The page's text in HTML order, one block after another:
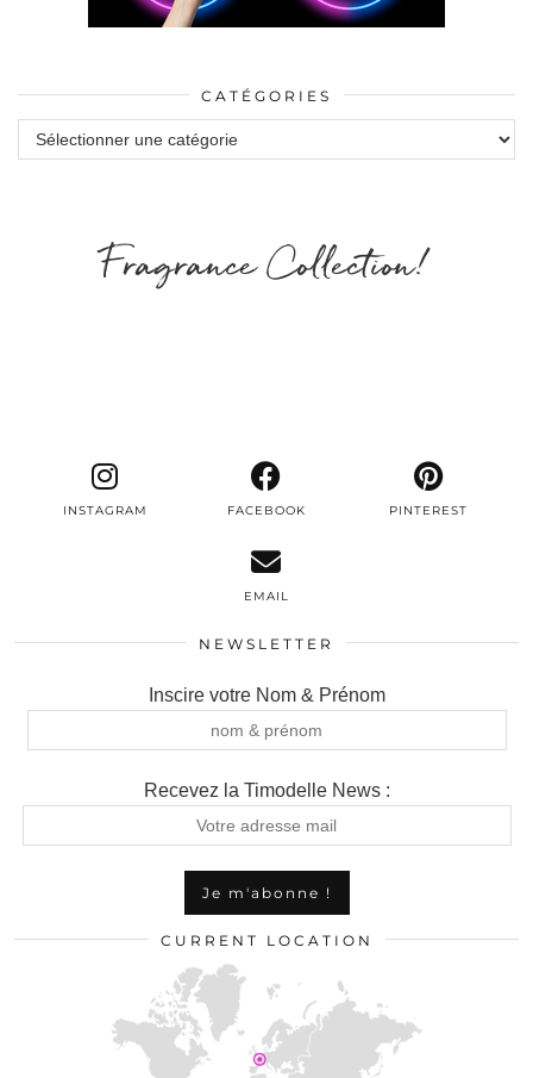
CATÉGORIES
Catégories
Fragrance Collection!
INSTAGRAM FACEBOOK PINTEREST
EMAIL
NEWSLETTER
Inscire votre Nom & Prénom
Recevez la Timodelle News :
CURRENT LOCATION